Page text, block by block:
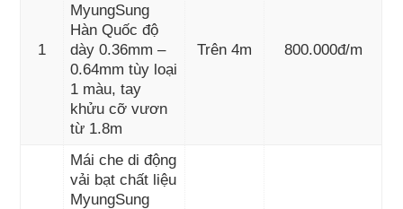
1
MyungSung
Hàn Quốc độ
dày 0.36mm –
0.64mm tùy loại
1 màu, tay
khửu cỡ vươn
từ 1.8m
Trên 4m 800.000đ/m
Mái che di động
vải bạt chất liệu
MyungSung